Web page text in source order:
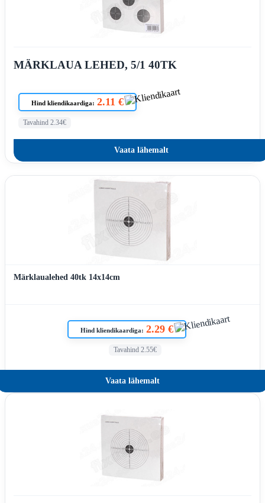
MÄRKLAUA LEHED, 5/1 40TK
Hind kliendikaardiga: 2.11 €
Tavahind 2.34€
Vaata lähemalt
Märklaualehed 40tk 14x14cm
Hind kliendikaardiga: 2.29 €
Tavahind 2.55€
Vaata lähemalt